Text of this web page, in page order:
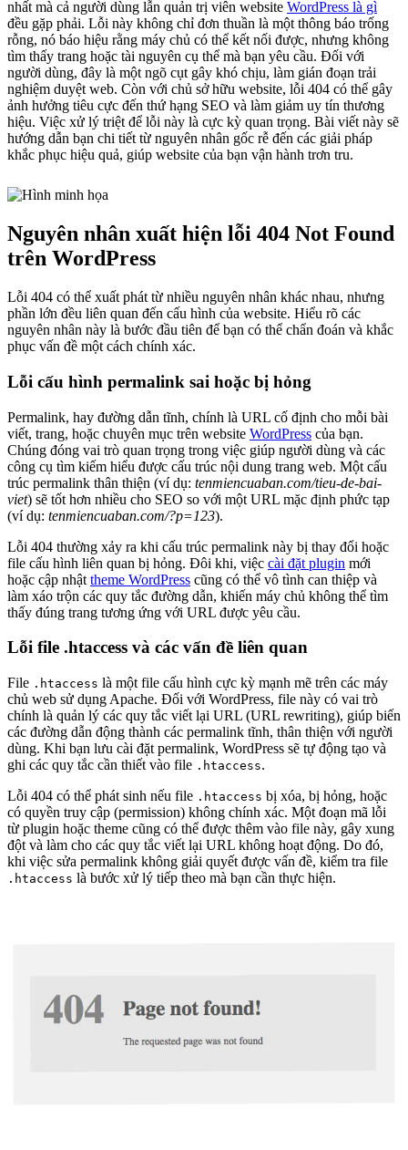
nhất mà cả người dùng lẫn quản trị viên website WordPress là gì
đều gặp phải. Lỗi này không chỉ đơn thuần là một thông báo trống
rỗng, nó báo hiệu rằng máy chủ có thể kết nối được, nhưng không
tìm thấy trang hoặc tài nguyên cụ thể mà bạn yêu cầu. Đối với
người dùng, đây là một ngõ cụt gây khó chịu, làm gián đoạn trải
nghiệm duyệt web. Còn với chủ sở hữu website, lỗi 404 có thể gây
ảnh hưởng tiêu cực đến thứ hạng SEO và làm giảm uy tín thương
hiệu. Việc xử lý triệt để lỗi này là cực kỳ quan trọng. Bài viết này sẽ
hướng dẫn bạn chi tiết từ nguyên nhân gốc rễ đến các giải pháp
khắc phục hiệu quả, giúp website của bạn vận hành trơn tru.
Nguyên nhân xuất hiện lỗi 404 Not Found
trên WordPress
Lỗi 404 có thể xuất phát từ nhiều nguyên nhân khác nhau, nhưng
phần lớn đều liên quan đến cấu hình của website. Hiểu rõ các
nguyên nhân này là bước đầu tiên để bạn có thể chẩn đoán và khắc
phục vấn đề một cách chính xác.
Lỗi cấu hình permalink sai hoặc bị hỏng
Permalink, hay đường dẫn tĩnh, chính là URL cố định cho mỗi bài
viết, trang, hoặc chuyên mục trên website WordPress của bạn.
Chúng đóng vai trò quan trọng trong việc giúp người dùng và các
công cụ tìm kiếm hiểu được cấu trúc nội dung trang web. Một cấu
trúc permalink thân thiện (ví dụ: tenmiencuaban.com/tieu-de-bai-
viet) sẽ tốt hơn nhiều cho SEO so với một URL mặc định phức tạp
(ví dụ: tenmiencuaban.com/?p=123).
Lỗi 404 thường xảy ra khi cấu trúc permalink này bị thay đổi hoặc
file cấu hình liên quan bị hỏng. Đôi khi, việc cài đặt plugin mới
hoặc cập nhật theme WordPress cũng có thể vô tình can thiệp và
làm xáo trộn các quy tắc đường dẫn, khiến máy chủ không thể tìm
thấy đúng trang tương ứng với URL được yêu cầu.
Lỗi file .htaccess và các vấn đề liên quan
File .htaccess là một file cấu hình cực kỳ mạnh mẽ trên các máy
chủ web sử dụng Apache. Đối với WordPress, file này có vai trò
chính là quản lý các quy tắc viết lại URL (URL rewriting), giúp biến
các đường dẫn động thành các permalink tĩnh, thân thiện với người
dùng. Khi bạn lưu cài đặt permalink, WordPress sẽ tự động tạo và
ghi các quy tắc cần thiết vào file .htaccess.
Lỗi 404 có thể phát sinh nếu file .htaccess bị xóa, bị hỏng, hoặc
có quyền truy cập (permission) không chính xác. Một đoạn mã lỗi
từ plugin hoặc theme cũng có thể được thêm vào file này, gây xung
đột và làm cho các quy tắc viết lại URL không hoạt động. Do đó,
khi việc sửa permalink không giải quyết được vấn đề, kiểm tra file
.htaccess là bước xử lý tiếp theo mà bạn cần thực hiện.